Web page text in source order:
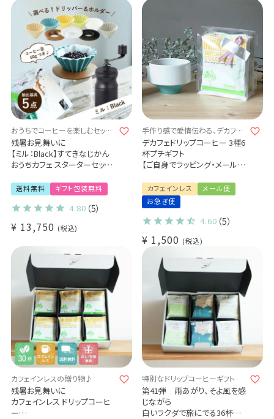
おうちでコーヒーを楽しむセット
♪
残暑お見舞いに
【ミル：Black】すてきなじかん
おうちカフェ スターターセット
選べる！ORIGAMI磁器ドリッパ
ー 6種
選べる！専用ホルダー 3種
（手挽きミル / サーバー / フィル
1～2杯用 / コーヒー豆 50g付
送料無料 ギフト包装無料
4.80 （5）
¥ 13,750 税込
手作り感で愛情伝わる、デカフェ
プチギフト♪
デカフェドリップコーヒー 3種6
杯プチギフト
【ご自身でラッピング・メール
カフェインレスドリップコーヒ
ー
（代引き・同梱不可)
カフェインレス
メール便
お急ぎ便
4.60 （5）
¥ 1,500 税込
カフェインレスの贈り物♪
残暑お見舞いに
カフェインレス ドリップコーヒ
ー
特別なドリップコーヒーギフト
第41弾 雨あがり、そよ風を感
じながら
白いラクダで旅にでる36杯ギフ